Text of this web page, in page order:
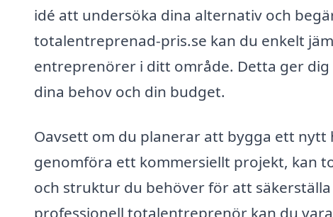
idé att undersöka dina alternativ och
totalentreprenad-pris.se kan du enkelt
entreprenörer i ditt område. Detta ger
dina behov och din budget.
Oavsett om du planerar att bygga ett
genomföra ett kommersiellt projekt, kan
och struktur du behöver för att
professionell totalentreprenör kan du